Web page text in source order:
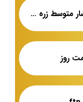
قیمت روز انواع کابل فشار متوسط زره دار